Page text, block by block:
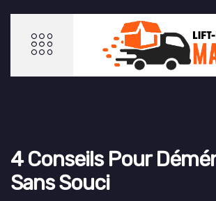
4 Conseils Pour
Sans Souci